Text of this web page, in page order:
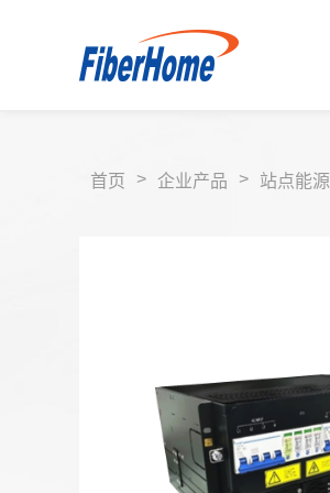
合作伙伴
首页 > 企业产品 > 站点能源